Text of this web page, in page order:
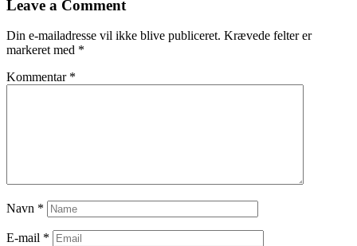
Leave a Comment
Din e-mailadresse vil ikke blive publiceret. Krævede felter er
markeret med *
Kommentar *
Navn *
E-mail *